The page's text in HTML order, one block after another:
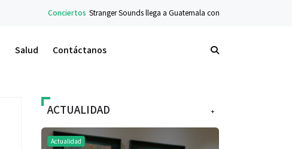
Stranger Sounds llega a Guatemala con concierto sinfónico en el Teatro Nacional
Salud Contáctanos
+
ACTUALIDAD
Actualidad